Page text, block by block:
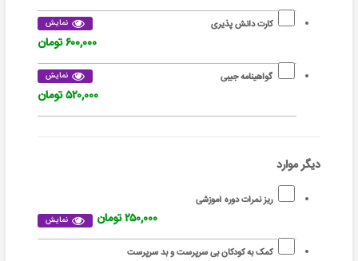
کارت دانش پذیری نمایش
۶۰۰,۰۰۰ تومان
گواهینامه جیبی نمایش
۵۲۰,۰۰۰ تومان
دیگر موارد
ریز نمرات دوره آموزشی
نمایش ۲۵۰,۰۰۰ تومان
کمک به کودکان بی سرپرست و بد سرپرست